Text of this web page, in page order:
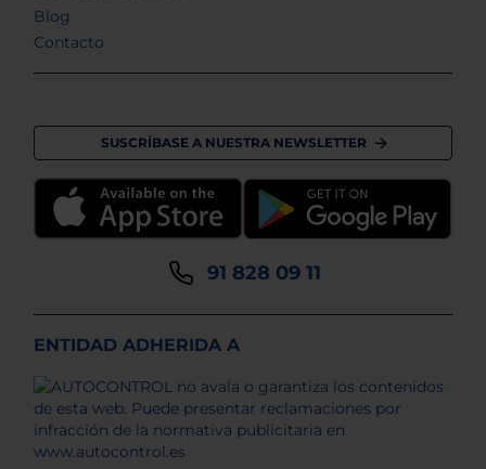
Blog
Contacto
SUSCRÍBASE A NUESTRA NEWSLETTER
91 828 09 11
ENTIDAD ADHERIDA A